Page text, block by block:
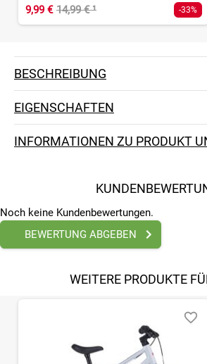
9,99 € 14,99 €¹ -33%
BESCHREIBUNG
EIGENSCHAFTEN
INFORMATIONEN ZU PRODUKT
Noch keine Kundenbewertungen.
BEWERTUNG ABGEBEN
WEITERE PRODUKTE